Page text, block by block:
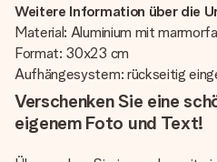
Weitere Information über die
Material: Aluminium mit
Format: 30x23 cm
Aufhängesystem: rückseitig
Verschenken Sie eine
eigenem Foto und Text!